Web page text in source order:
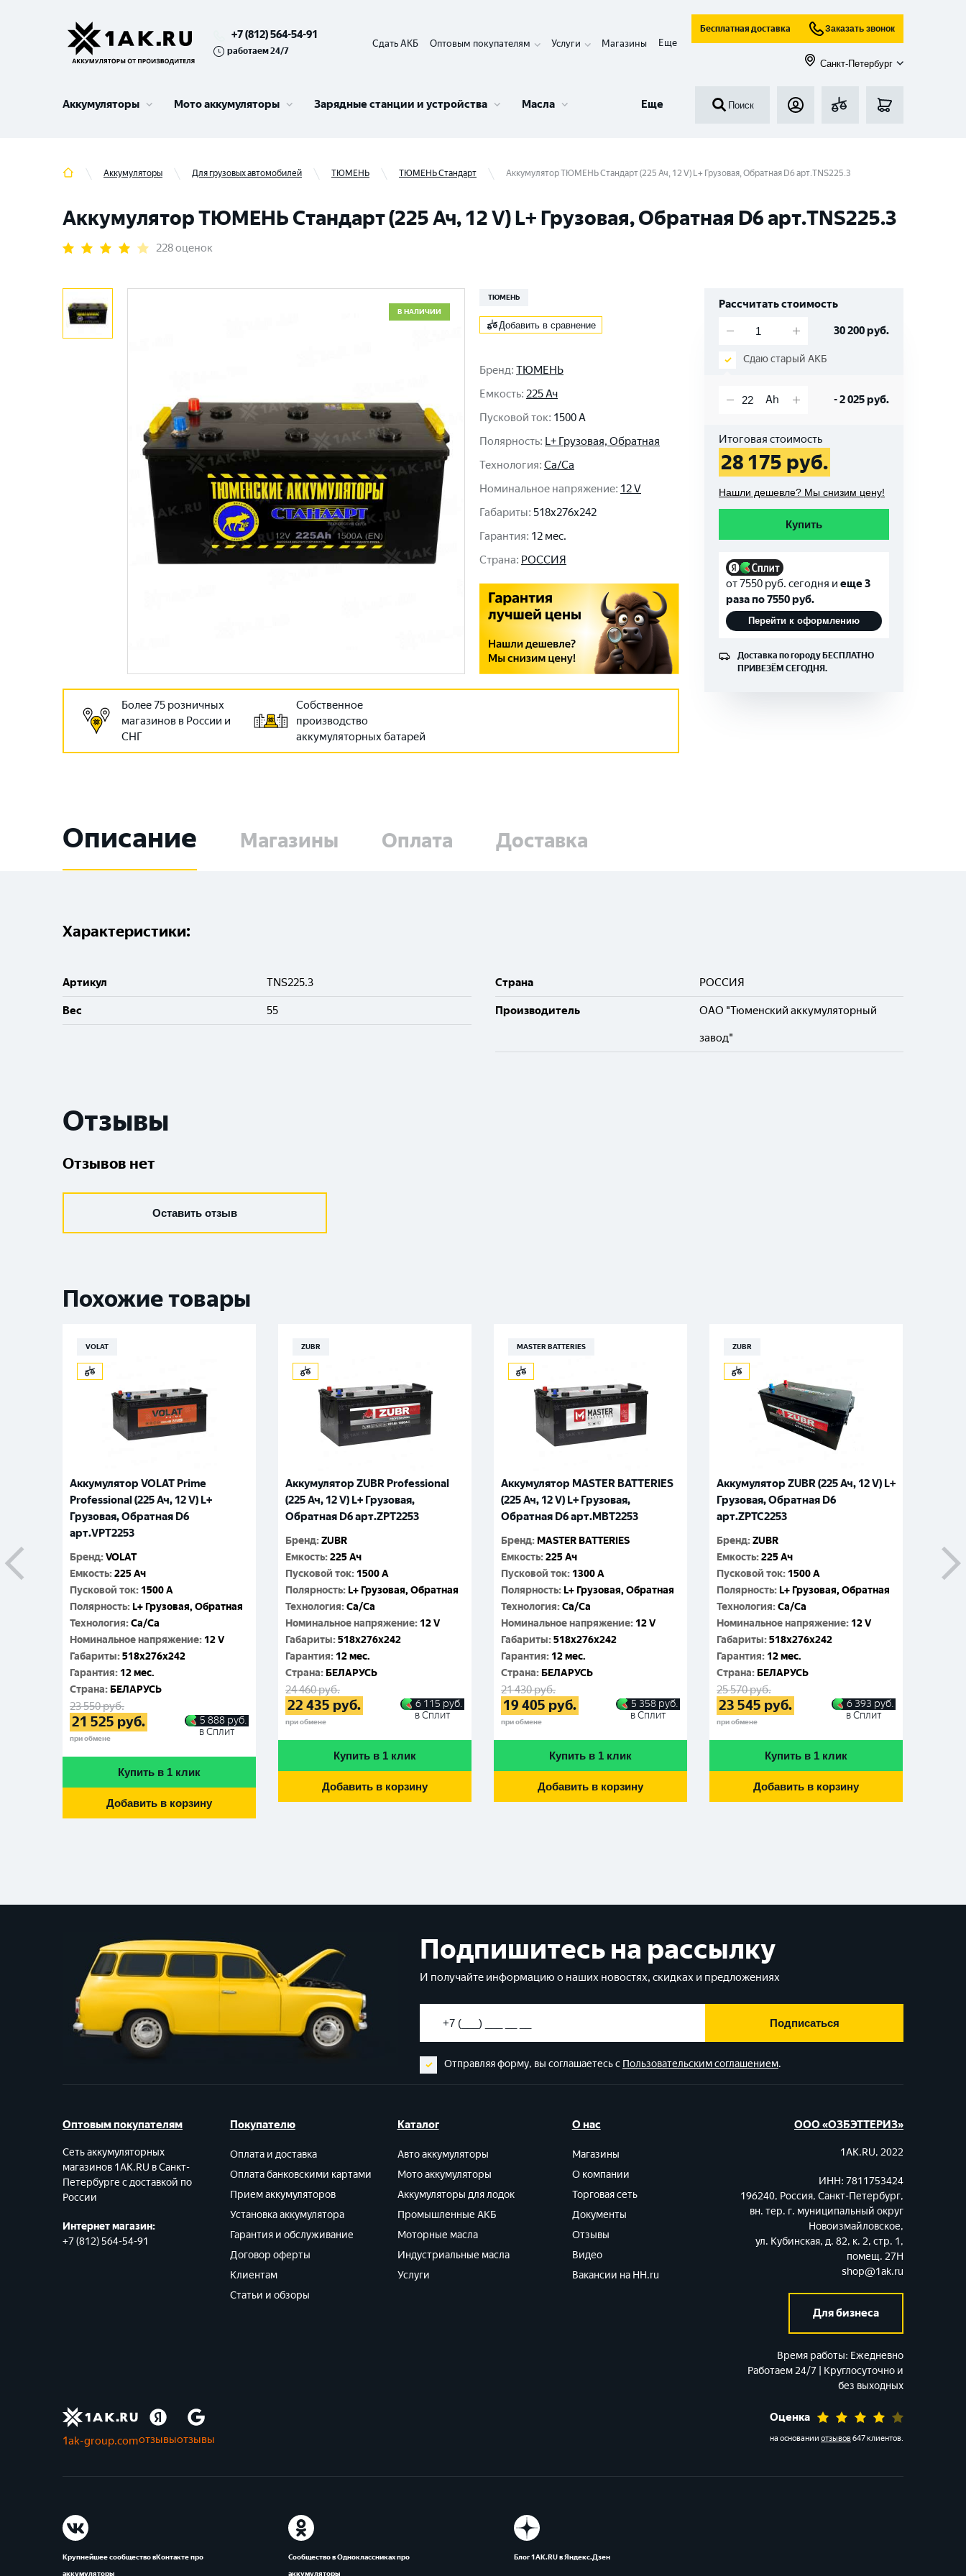
+7 (812) 564-54-91
работаем 24/7
Сдать АКБ Оптовым покупателям Услуги Магазины Еще
Бесплатная доставка Заказать звонок
Санкт-Петербург
Аккумуляторы Мото аккумуляторы Зарядные станции и устройства Масла Еще Поиск
Аккумуляторы Для грузовых автомобилей ТЮМЕНЬ ТЮМЕНЬ Стандарт Аккумулятор ТЮМЕНЬ Стандарт (225 Ач, 12 V) L+ Грузовая, Обратная D6 арт.TNS225.3
Аккумулятор ТЮМЕНЬ Стандарт (225 Ач, 12 V) L+ Грузовая, Обратная D6 арт.TNS225.3
228 оценок
В НАЛИЧИИ
ТЮМЕНЬ
Добавить в сравнение
Бренд: ТЮМЕНЬ
Емкость: 225 Ач
Пусковой ток: 1500 A
Полярность: L+ Грузовая, Обратная
Технология: Ca/Ca
Номинальное напряжение: 12 V
Габариты: 518x276x242
Гарантия: 12 мес.
Cтрана: РОССИЯ
Рассчитать стоимость
30 200руб.
Сдаю старый АКБ
-2 025руб.
Итоговая стоимость
28 175 руб.
Нашли дешевле? Мы снизим цену!
Купить
от7550 руб. сегодня и еще 3
раза по7550руб.
Перейти к оформлению
Доставка по городуБЕСПЛАТНО
ПРИВЕЗЁМ СЕГОДНЯ.
Более 75 розничных
магазинов в России и
СНГ
Собственное
производство
аккумуляторных батарей
Описание Магазины Оплата Доставка
Характеристики:
Артикул TNS225.3
Вес 55
Cтрана РОССИЯ
Производитель ОАО "Тюменский аккумуляторный
завод"
Отзывы
Отзывов нет
Оставить отзыв
Похожие товары
VOLAT
Аккумулятор VOLAT Prime
Professional (225 Ач, 12 V) L+
Грузовая, Обратная D6
арт.VPT2253
Бренд:VOLAT
Емкость:225 Ач
Пусковой ток: 1500 A
Полярность: L+ Грузовая, Обратная
Технология:Ca/Ca
Номинальное напряжение: 12 V
Габариты:518x276x242
Гарантия: 12 мес.
Cтрана: БЕЛАРУСЬ
23 550руб.
21 525 руб.
при обмене
5 888 руб.
в Сплит
Купить в 1 клик
Добавить в корзину
ZUBR
Аккумулятор ZUBR Professional
(225 Ач, 12 V) L+ Грузовая,
Обратная D6 арт.ZPT2253
Бренд:ZUBR
Емкость:225 Ач
Пусковой ток: 1500 A
Полярность: L+ Грузовая, Обратная
Технология:Ca/Ca
Номинальное напряжение: 12 V
Габариты:518x276x242
Гарантия: 12 мес.
Cтрана: БЕЛАРУСЬ
24 460руб.
22 435 руб.
при обмене
6 115 руб.
в Сплит
Купить в 1 клик
Добавить в корзину
MASTER BATTERIES
Аккумулятор MASTER BATTERIES
(225 Ач, 12 V) L+ Грузовая,
Обратная D6 арт.MBT2253
Бренд: MASTER BATTERIES
Емкость:225 Ач
Пусковой ток: 1300 A
Полярность: L+ Грузовая, Обратная
Технология:Ca/Ca
Номинальное напряжение: 12 V
Габариты:518x276x242
Гарантия: 12 мес.
Cтрана: БЕЛАРУСЬ
21 430руб.
19 405 руб.
при обмене
5 358 руб.
в Сплит
Купить в 1 клик
Добавить в корзину
ZUBR
Аккумулятор ZUBR (225 Ач, 12 V) L+
Грузовая, Обратная D6
арт.ZPTC2253
Бренд:ZUBR
Емкость:225 Ач
Пусковой ток: 1500 A
Полярность: L+ Грузовая, Обратная
Технология:Ca/Ca
Номинальное напряжение: 12 V
Габариты:518x276x242
Гарантия: 12 мес.
Cтрана: БЕЛАРУСЬ
25 570руб.
23 545 руб.
при обмене
6 393 руб.
в Сплит
Купить в 1 клик
Добавить в корзину
Подпишитесь на рассылку
И получайте информацию о наших новостях, скидках и предложениях
Подписаться
Отправляя форму, вы соглашаетесь с Пользовательским соглашением.
Оптовым покупателям
Сеть аккумуляторных
магазинов 1AK.RU в Санкт-
Петербурге с доставкой по
России
Интернет магазин:
+7 (812) 564-54-91
Покупателю
Оплата и доставка
Оплата банковскими картами
Прием аккумуляторов
Установка аккумулятора
Гарантия и обслуживание
Договор оферты
Клиентам
Статьи и обзоры
Каталог
Авто аккумуляторы
Мото аккумуляторы
Аккумуляторы для лодок
Промышленные АКБ
Моторные масла
Индустриальные масла
Услуги
О нас
Магазины
О компании
Торговая сеть
Документы
Отзывы
Видео
Вакансии на HH.ru
ООО «ОЗБЭТТЕРИЗ»
1AK.RU, 2022
ИНН: 7811753424
196240, Россия, Санкт-Петербург,
вн. тер. г. муниципальный округ
Новоизмайловское,
ул. Кубинская, д. 82, к. 2, стр. 1,
помещ. 27Н
shop@1ak.ru
Для бизнеса
Время работы: Ежедневно
Работаем 24/7 | Круглосуточно и
без выходных
1ak-group.comотзывыотзывы
Оценка
на основании отзывов647 клиентов.
Крупнейшее сообщество вКонтакте про
аккумуляторы
Сообщество в Одноклассниках про
аккумуляторы
Блог 1АК.RU в Яндекс.Дзен